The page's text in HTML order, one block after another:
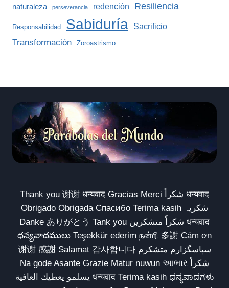
naturaleza perseverancia redención Resiliencia
Responsabilidad Sabiduría Sacrificio
Transformación Zoroastrismo
Thank you 谢谢 धन्यवाद Gracias Merci شكراً धन्यवाद
Obrigado Obrigada Спасибо Terima kasih شکریہ
Danke ありがとう Tank you شكراً متشكرين धन्यवाद
ధన్యవాదములు Teşekkür ederim நன்றி 多謝 Cảm ơn
谢谢 感謝 Salamat 감사합니다 سپاسگزارم متشکرم
Na gode Asante Grazie Matur nuwun આભાર شكراً
يسلمو يعطيك العافية धन्यवाद Terima kasih ಧನ್ಯವಾದಗಳು